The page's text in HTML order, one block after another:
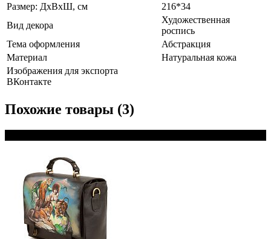
Размер: ДхВхШ, см
216*34
Вид декора
Художественная
роспись
Тема оформления
Абстракция
Материал
Натуральная кожа
Изображения для экспорта
ВКонтакте
Похожие товары (3)